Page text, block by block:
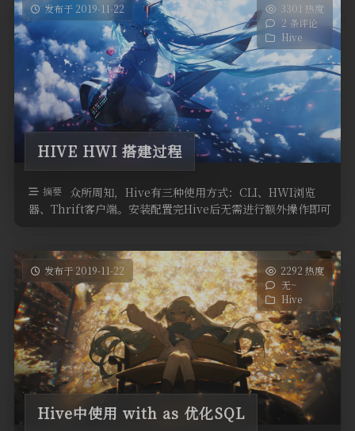
发布于 2019-11-22
3301 热度
2 条评论
Hive
HIVE HWI 搭建过程
摘要
众所周知，Hive有三种使用方式：CLI、HWI浏览
器、Thrift客户端。安装配置完Hive后无需进行额外操作即可
发布于 2019-11-22
2292 热度
无~
Hive
Hive中使用 with as 优化SQL